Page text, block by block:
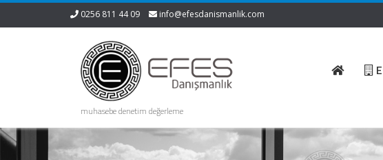
0256 811 44 09 info@efesdanismanlik.com
muhasebe denetim değerleme